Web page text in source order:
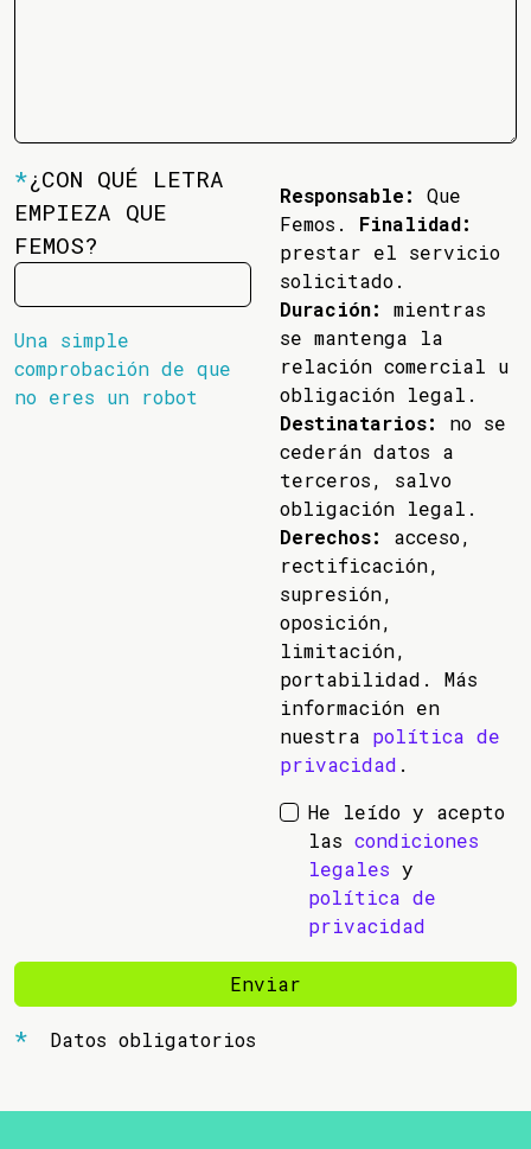
*¿CON QUÉ LETRA
EMPIEZA QUE
FEMOS?
Una simple
comprobación de que
no eres un robot
Responsable:
Que
Femos. Finalidad:
prestar el servicio
solicitado.
Duración:
mientras
se mantenga la
relación comercial u
obligación legal.
Destinatarios:
no se
cederán datos a
terceros, salvo
obligación legal.
Derechos:
acceso,
rectificación,
supresión,
oposición,
limitación,
portabilidad. Más
información en
nuestra política de
privacidad .
He leído y acepto
las condiciones
legales y
política de
privacidad
Enviar
Datos obligatorios